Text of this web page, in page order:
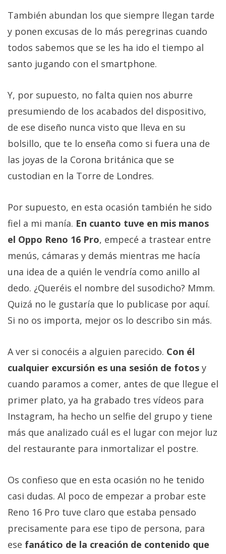
También abundan los que siempre llegan tarde
y ponen excusas de lo más peregrinas cuando
todos sabemos que se les ha ido el tiempo al
santo jugando con el smartphone.
Y, por supuesto, no falta quien nos aburre
presumiendo de los acabados del dispositivo,
de ese diseño nunca visto que lleva en su
bolsillo, que te lo enseña como si fuera una de
las joyas de la Corona británica que se
custodian en la Torre de Londres.
Por supuesto, en esta ocasión también he sido
fiel a mi manía. En cuanto tuve en mis manos
el Oppo Reno 16 Pro, empecé a trastear entre
menús, cámaras y demás mientras me hacía
una idea de a quién le vendría como anillo al
dedo. ¿Queréis el nombre del susodicho? Mmm.
Quizá no le gustaría que lo publicase por aquí.
Si no os importa, mejor os lo describo sin más.
A ver si conocéis a alguien parecido. Con él
cualquier excursión es una sesión de fotos y
cuando paramos a comer, antes de que llegue el
primer plato, ya ha grabado tres vídeos para
Instagram, ha hecho un selfie del grupo y tiene
más que analizado cuál es el lugar con mejor luz
del restaurante para inmortalizar el postre.
Os confieso que en esta ocasión no he tenido
casi dudas. Al poco de empezar a probar este
Reno 16 Pro tuve claro que estaba pensado
precisamente para ese tipo de persona, para
ese fanático de la creación de contenido que